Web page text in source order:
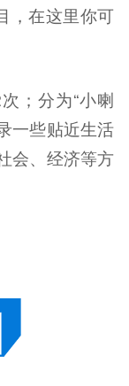
，在这里你可
；分为“小喇
一些贴近生活
会、经济等方